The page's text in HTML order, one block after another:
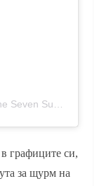
графиците си,
за щурм на